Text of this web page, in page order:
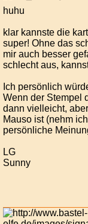
huhu
klar kannste die
super! Ohne das
mir auch besser
schlecht aus,
Ich persönlich
Wenn der Stempel
dann vielleicht,
Mauso ist (nehm
persönliche
LG
Sunny